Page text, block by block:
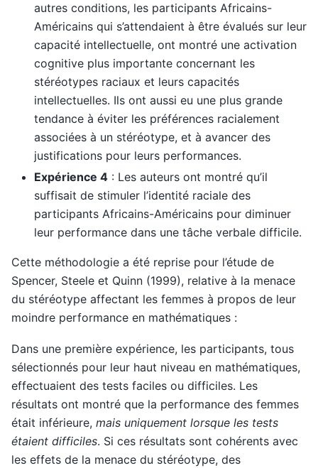
autres conditions, les participants Africains-
Américains qui s’attendaient à être évalués sur leur
capacité intellectuelle, ont montré une activation
cognitive plus importante concernant les
stéréotypes raciaux et leurs capacités
intellectuelles. Ils ont aussi eu une plus grande
tendance à éviter les préférences racialement
associées à un stéréotype, et à avancer des
justifications pour leurs performances.
Expérience 4 : Les auteurs ont montré qu’il
suffisait de stimuler l’identité raciale des
participants Africains-Américains pour diminuer
leur performance dans une tâche verbale difficile.
Cette méthodologie a été reprise pour l’étude de
Spencer, Steele et Quinn (1999), relative à la menace
du stéréotype affectant les femmes à propos de leur
moindre performance en mathématiques :
Dans une première expérience, les participants, tous
sélectionnés pour leur haut niveau en mathématiques,
effectuaient des tests faciles ou difficiles. Les
résultats ont montré que la performance des femmes
était inférieure, mais uniquement lorsque les tests
étaient difficiles. Si ces résultats sont cohérents avec
les effets de la menace du stéréotype, des